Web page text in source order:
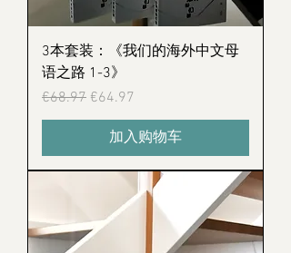
3本套装：《我们的海外中文母
语之路 1-3》
Regular Price
€68.97 Sale Price
€64.97
加入购物车